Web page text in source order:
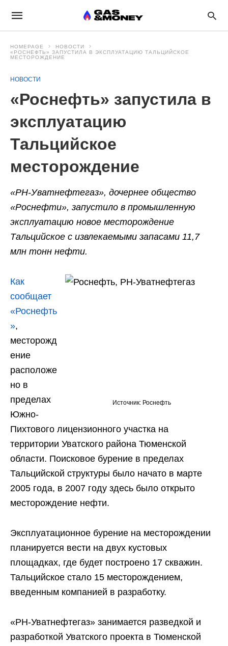
HOMEPAGE
НОВОСТИ
«РОСНЕФТЬ» ЗАПУСТИЛА В ЭКСПЛУАТАЦИЮ ТАЛЬЦИЙСКОЕ
МЕСТОРОЖДЕНИЕ
НОВОСТИ
«Роснефть» запустила в
эксплуатацию
Тальцийское
месторождение
«РН-Уватнефтегаз», дочернее общество
«Роснефти», запустило в промышленную
эксплуатацию новое месторождение
Тальцийское с извлекаемыми запасами 11,7
млн тонн нефти.
Источник: Роснефть
Как
сообщает
«Роснефть
»,
месторожд
ение
расположе
но в
пределах
Южно-
Пихтового лицензионного участка на
территории Уватского района Тюменской
области. Поисковое бурение в пределах
Тальцийской структуры было начато в марте
2005 года, в 2007 году здесь было открыто
месторождение нефти.
Эксплуатационное бурение на месторождении
планируется вести на двух кустовых
площадках, где будет построено 17 скважин.
Тальцийское стало 15 месторождением,
введенным компанией в разработку.
«РН-Уватнефтегаз» занимается разведкой и
разработкой Уватского проекта в Тюменской